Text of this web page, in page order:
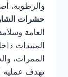
والرطوبة،
حشرات
العامة
المبيدات
الممرات،
تهدف عملية